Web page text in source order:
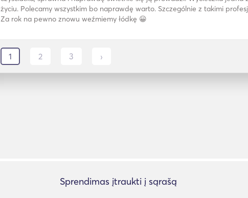
życiu. Polecamy wszystkim bo naprawdę warto. Szczególnie z takimi
Za rok na pewno znowu weźmiemy łódkę 😀
1 2 3 ›
Sprendimas įtraukti į sąrašą